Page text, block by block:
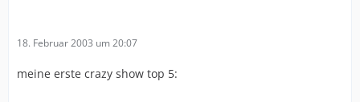
18. Februar 2003 um 20:07
meine erste crazy show top 5: